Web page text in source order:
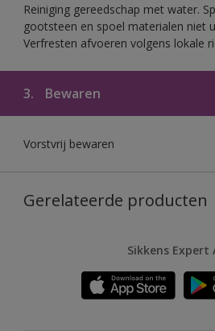
Reiniging gereedschap met water.
gootsteen en spoel materialen niet
Verfresten afvoeren volgens lokale
3. Bewaren
Vorstvrij bewaren
Gerelateerde producten
Sikkens Expert